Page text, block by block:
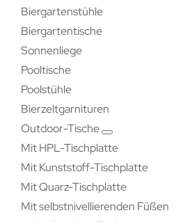
Biergartenstühle
Biergartentische
Sonnenliege
Pooltische
Poolstühle
Bierzeltgarnituren
Outdoor-Tische
Mit HPL-Tischplatte
Mit Kunststoff-Tischplatte
Mit Quarz-Tischplatte
Mit selbstnivellierenden Füßen